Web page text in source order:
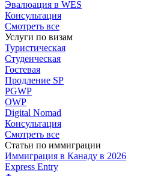
Эвалюация в WES
Консультация
Смотреть все
Услуги по визам
Туристическая
Студенческая
Гостевая
Продление SP
PGWP
OWP
Digital Nomad
Консультация
Смотреть все
Статьи по иммиграции
Иммиграция в Канаду в 2026
Express Entry